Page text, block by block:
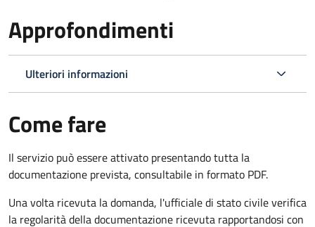
Approfondimenti
Ulteriori informazioni
Come fare
Il servizio può essere attivato presentando tutta la
documentazione prevista, consultabile in formato PDF.
Una volta ricevuta la domanda, l'ufficiale di stato civile verifica
la regolarità della documentazione ricevuta rapportandosi con